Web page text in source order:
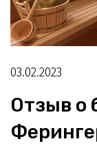
03.02.2023
Отзыв о